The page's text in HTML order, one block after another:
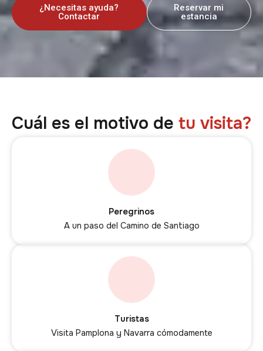
¿Necesitas ayuda?
Contactar
Reservar mi
estancia
Cuál es el motivo de tu visita?
Peregrinos
A un paso del Camino de Santiago
Turistas
Visita Pamplona y Navarra cómodamente